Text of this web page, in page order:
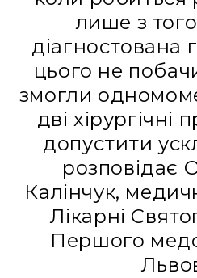
лише з
цього не
змогли
дві хірургічні
допустити
розповідає
Калінчук,
Лікарні
Першого